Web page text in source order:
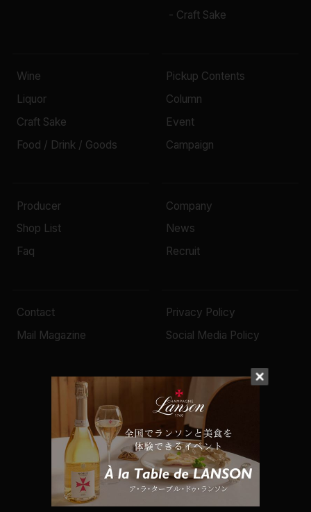
- Craft Sake
Wine
Liquor
Craft Sake
Food / Drink / Goods
Pickup Contents
Column
Event
Campaign
Producer
Shop List
Faq
Company
News
Recruit
Contact
Mail Magazine
Privacy Policy
Social Media Policy
© 2022 Mottox inc.